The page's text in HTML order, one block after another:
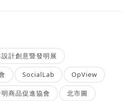
設計創意暨發明展
SocialLab OpView
商品促進協會 北市圖